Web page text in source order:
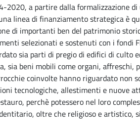
2020, a partire dalla formalizzazione
linea di finanziamento strategica è
di importanti ben del patrimonio
selezionati e sostenuti con i fondi
sia parti di pregio di edifici di culto
sia beni mobili come organi,
coinvolte hanno riguardato non
tecnologiche, allestimenti e nuove
perchè potessero nel loro
oltre che religioso e artistico,